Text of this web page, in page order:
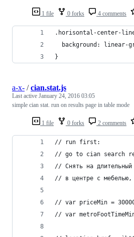
1 file 0 forks 4 comments
.horisontal-center-
background: linear-
}
1 file 0 forks 2 comments
a-x- /cian.stat.js
Last active January 24, 2016 03:05
simple cian stat. run on results page in table mode
// run first:
// go to cian search
// Снять на длительный
// в центре с мебелью,
// var priceMin =
// var